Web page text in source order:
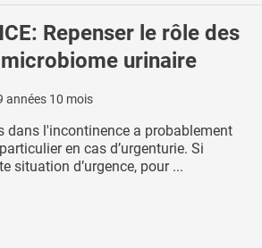
Repenser le rôle des
urinaire
années 10 mois
dans l'incontinence a probablement
en cas d’urgenturie. Si
situation d’urgence, pour ...